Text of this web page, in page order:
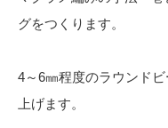
グをつくります。
4～6㎜程度のラウンド
上げます。